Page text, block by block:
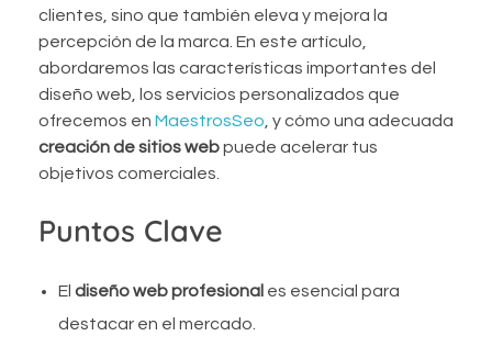
clientes, sino que también eleva y mejora la
percepción de la marca. En este artículo,
abordaremos las características importantes del
diseño web, los servicios personalizados que
ofrecemos en MaestrosSeo, y cómo una adecuada
creación de sitios webpuede acelerar tus
objetivos comerciales.
Puntos Clave
El diseño web profesional es esencial para
destacar en el mercado.